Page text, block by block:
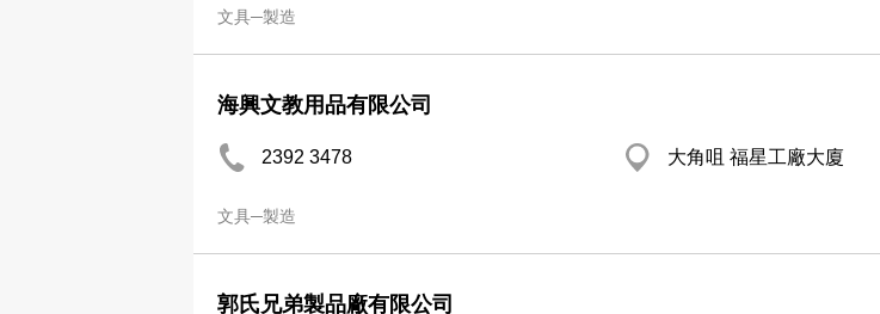
文具─製造
海興文教用品有限公司
2392 3478 大角咀 福星工廠大廈
文具─製造
郭氏兄弟製品廠有限公司